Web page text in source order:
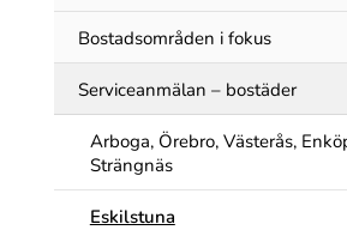
Bostadsområden i fokus
Serviceanmälan – bostäder
Arboga, Örebro, Västerås,
Strängnäs
Eskilstuna